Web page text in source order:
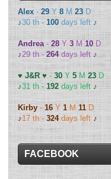
Alex-29Y 8M23D
♪30 th -100days left ♪
Andrea-28Y3M10D
♪29 th -264days left♪
♥ J&R ♥-30Y5M23D
♪31 th -192days left ♪
Kirby-16Y1M11D
♪17 th -324days left♪
FACEBOOK